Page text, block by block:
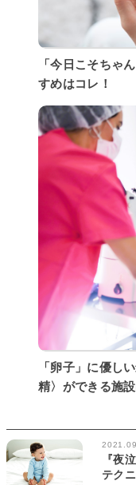
「今日こそちゃ
すめはコレ！
「卵子」に優し
精〉ができる施設
『夜
テク